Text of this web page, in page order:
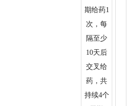
期给药1
次，每
隔至少
10天后
交叉给
药，共
持续4个